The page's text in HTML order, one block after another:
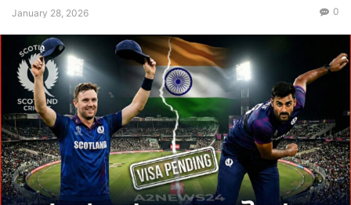
January 28, 2026 0